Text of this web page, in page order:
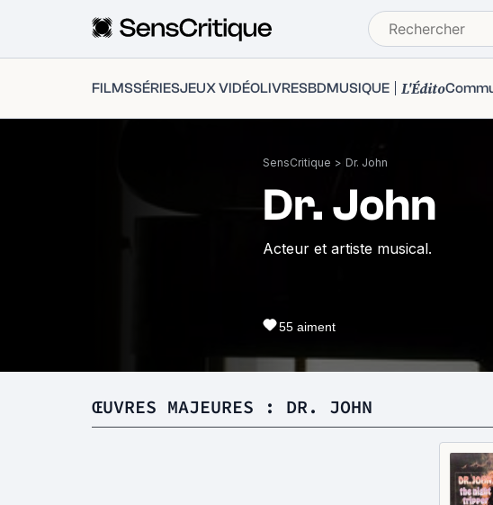
FILMSSÉRIESJEUX VIDÉOLIVRESBDMUSIQUE L'Édito
SensCritique > Dr. John
Dr. John
Acteur et artiste musical.
55 aiment
ŒUVRES MAJEURES : DR. JOHN